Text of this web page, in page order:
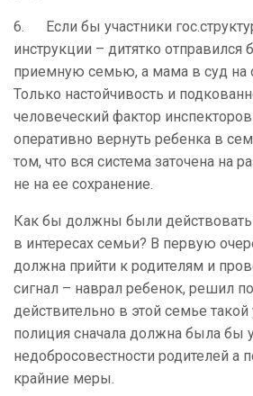
6. Если бы участники
инструкции – дитятко
приемную семью, а мама в суд на
Только настойчивость и
человеческий фактор
оперативно вернуть ребенка в
том, что вся система заточена на
не на ее сохранение.
Как бы должны были действовать
в интересах семьи? В первую
должна прийти к родителям и
сигнал – наврал ребенок, решил
действительно в этой семье
полиция сначала должна была бы
недобросовестности родителей а
крайние меры.